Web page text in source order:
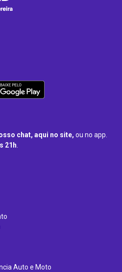
chat, aqui no site, ou no app.
21h.
Auto e Moto